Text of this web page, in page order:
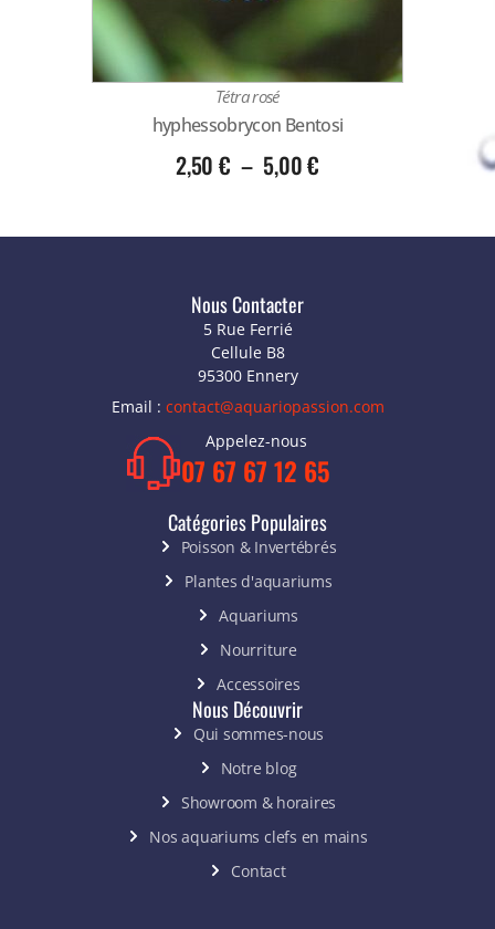
Tétra rosé
hyphessobrycon Bentosi
2,50 € – 5,00€
Nous Contacter
5 Rue Ferrié
Cellule B8
95300 Ennery
Email : contact@aquariopassion.com
Appelez-nous
07 67 67 12 65
Catégories Populaires
Poisson & Invertébrés
Plantes d'aquariums
Aquariums
Nourriture
Accessoires
Nous Découvrir
Qui sommes-nous
Notre blog
Showroom & horaires
Nos aquariums clefs en mains
Contact